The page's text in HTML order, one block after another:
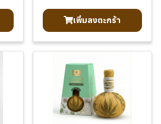
เพิ่มลงตะกร้า